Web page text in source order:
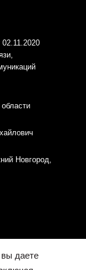
Новгород,
файлов
даете